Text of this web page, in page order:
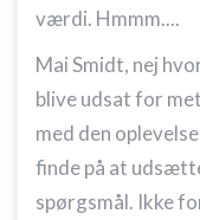
værdi. Hmmm....
Mai Smidt, nej
blive udsat for
med den
finde på at
spørgsmål. Ikke
kombinationer af
Udvikle og forbedre
Bruge begrænsede
indhold
IAB Special Features: